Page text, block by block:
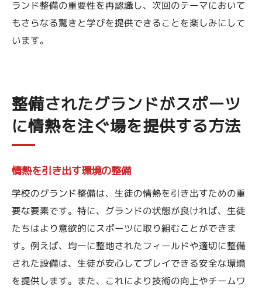
ランド整備の重要性を再認識し、次回のテーマにおいて
もさらなる驚きと学びを提供できることを楽しみにして
います。
整備されたグランドがスポーツ
に情熱を注ぐ場を提供する方法
情熱を引き出す環境の整備
学校のグランド整備は、生徒の情熱を引き出すための重
要な要素です。特に、グランドの状態が良ければ、生徒
たちはより意欲的にスポーツに取り組むことができま
す。例えば、均一に整地されたフィールドや適切に整備
された設備は、生徒が安心してプレイできる安全な環境
を提供します。また、これにより技術の向上やチームワ